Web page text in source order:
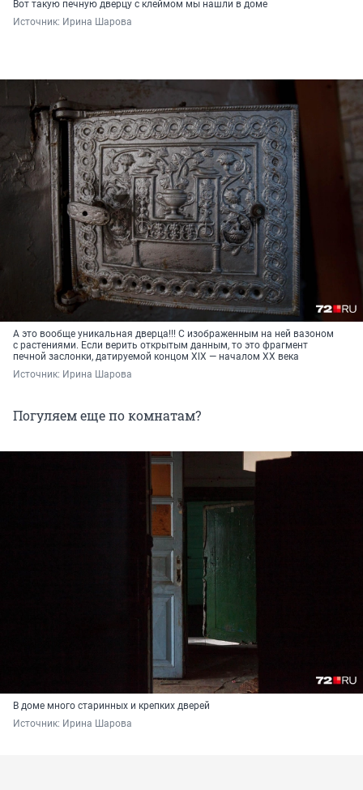
Вот такую печную дверцу с клеймом мы нашли в доме
Источник: Ирина Шарова
А это вообще уникальная дверца!!! С изображенным на ней вазоном
с растениями. Если верить открытым данным, то это фрагмент
печной заслонки, датируемой концом ХlХ — началом ХХ века
Источник: Ирина Шарова
Погуляем еще по комнатам?
В доме много старинных и крепких дверей
Источник: Ирина Шарова